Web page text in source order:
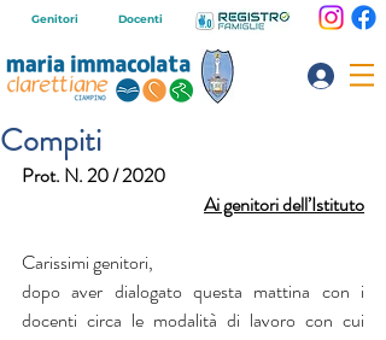
Genitori Docenti
Compiti
Prot. N. 20 / 2020
Ai genitori dell’Istituto
Carissimi genitori,
dopo aver dialogato questa mattina con i
docenti circa le modalità di lavoro con cui